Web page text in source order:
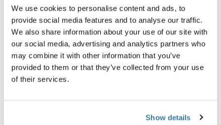
We use cookies to personalise content and ads, to
provide social media features and to analyse our traffic.
We also share information about your use of our site with
our social media, advertising and analytics partners who
may combine it with other information that you’ve
provided to them or that they’ve collected from your use
of their services.
Show details